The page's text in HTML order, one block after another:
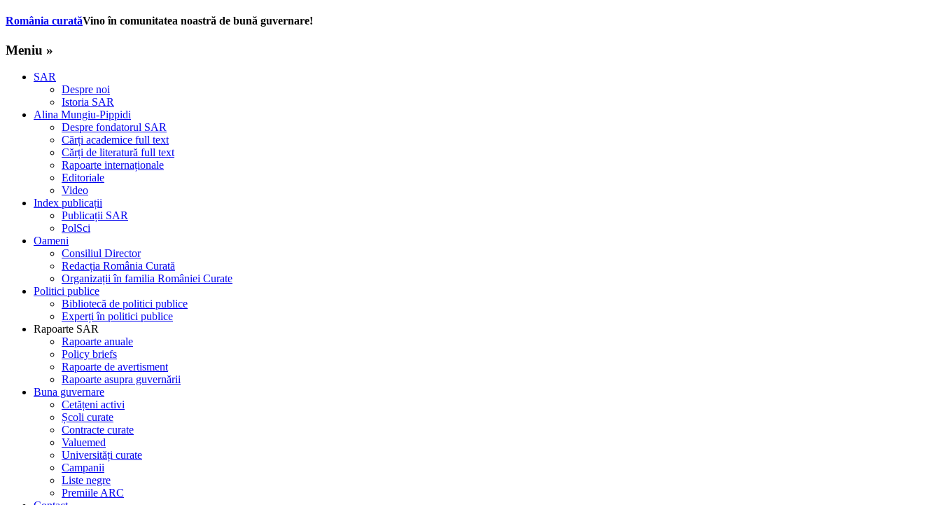
România curatăVino în comunitatea noastră de bună guvernare!
Meniu »
SAR
Despre noi
Istoria SAR
Alina Mungiu-Pippidi
Despre fondatorul SAR
Cărți academice full text
Cărți de literatură full text
Rapoarte internaționale
Editoriale
Video
Index publicații
Publicații SAR
PolSci
Oameni
Consiliul Director
Redacția România Curată
Organizații în familia României Curate
Politici publice
Bibliotecă de politici publice
Experți în politici publice
Rapoarte SAR
Rapoarte anuale
Policy briefs
Rapoarte de avertisment
Rapoarte asupra guvernării
Buna guvernare
Cetățeni activi
Școli curate
Contracte curate
Valuemed
Universități curate
Campanii
Liste negre
Premiile ARC